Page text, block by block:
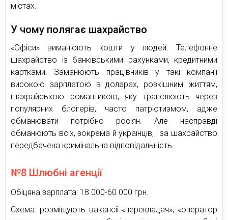
містах.
У чому полягає шахрайство
«Офіси» виманюють кошти у людей. Телефонне
шахрайство із банківськими рахунками, кредитними
картками. Заманюють працівників у такі компанії
високою зарплатою в доларах, розкішним життям,
шахрайською романтикою, яку транслюють через
популярних блогерів, часто патріотизмом, адже
обманювати потрібно росіян. Але насправді
обманюють всіх, зокрема й українців, і за шахрайство
передбачена кримінальна відповідальність.
№8 Шлюбні агенції
Обіцяна зарплата: 18 000-60 000 грн.
Схема: розміщують вакансії «перекладач», «оператор